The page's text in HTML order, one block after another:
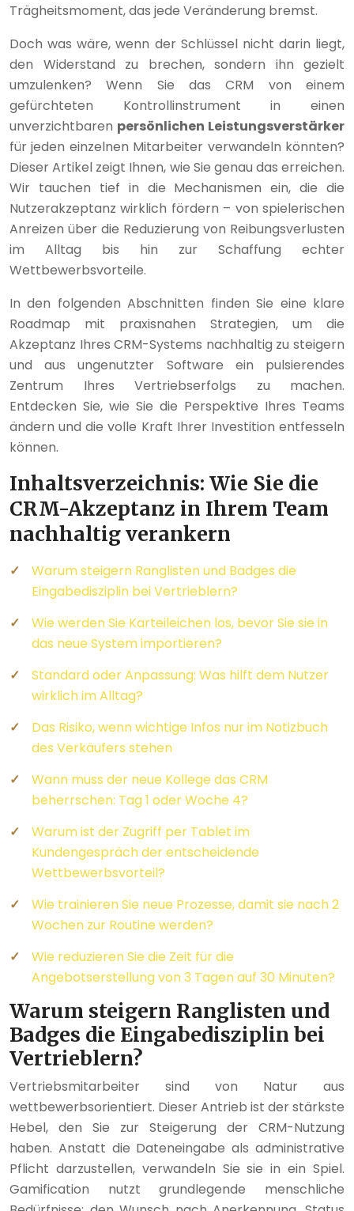
Trägheitsmoment, das jede Veränderung bremst.
Doch was wäre, wenn der Schlüssel nicht darin liegt,
den Widerstand zu brechen, sondern ihn gezielt
umzulenken? Wenn Sie das CRM von einem
gefürchteten Kontrollinstrument in einen
unverzichtbaren persönlichen Leistungsverstärker
für jeden einzelnen Mitarbeiter verwandeln könnten?
Dieser Artikel zeigt Ihnen, wie Sie genau das erreichen.
Wir tauchen tief in die Mechanismen ein, die die
Nutzerakzeptanz wirklich fördern – von spielerischen
Anreizen über die Reduzierung von Reibungsverlusten
im Alltag bis hin zur Schaffung echter
Wettbewerbsvorteile.
In den folgenden Abschnitten finden Sie eine klare
Roadmap mit praxisnahen Strategien, um die
Akzeptanz Ihres CRM-Systems nachhaltig zu steigern
und aus ungenutzter Software ein pulsierendes
Zentrum Ihres Vertriebserfolgs zu machen.
Entdecken Sie, wie Sie die Perspektive Ihres Teams
ändern und die volle Kraft Ihrer Investition entfesseln
können.
Inhaltsverzeichnis: Wie Sie die
CRM-Akzeptanz in Ihrem Team
nachhaltig verankern
Warum steigern Ranglisten und Badges die
Eingabedisziplin bei Vertrieblern?
Wie werden Sie Karteileichen los, bevor Sie sie in
das neue System importieren?
Standard oder Anpassung: Was hilft dem Nutzer
wirklich im Alltag?
Das Risiko, wenn wichtige Infos nur im Notizbuch
des Verkäufers stehen
Wann muss der neue Kollege das CRM
beherrschen: Tag 1 oder Woche 4?
Warum ist der Zugriff per Tablet im
Kundengespräch der entscheidende
Wettbewerbsvorteil?
Wie trainieren Sie neue Prozesse, damit sie nach 2
Wochen zur Routine werden?
Wie reduzieren Sie die Zeit für die
Angebotserstellung von 3 Tagen auf 30 Minuten?
Warum steigern Ranglisten und
Badges die Eingabedisziplin bei
Vertrieblern?
Vertriebsmitarbeiter sind von Natur aus
wettbewerbsorientiert. Dieser Antrieb ist der stärkste
Hebel, den Sie zur Steigerung der CRM-Nutzung
haben. Anstatt die Dateneingabe als administrative
Pflicht darzustellen, verwandeln Sie sie in ein Spiel.
Gamification nutzt grundlegende menschliche